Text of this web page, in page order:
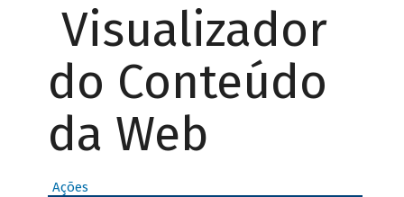
Visualizador
do Conteúdo
da Web
Ações